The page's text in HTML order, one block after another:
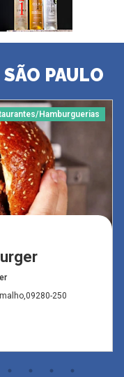
PAULO
Hamburguerias
250